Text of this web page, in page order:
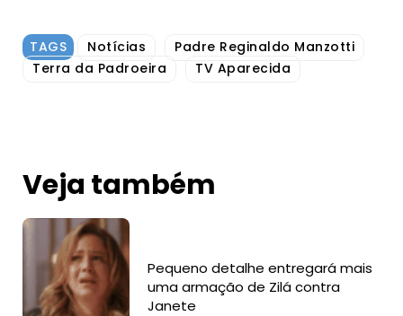
TAGS Notícias
Padre Reginaldo Manzotti
Terra da Padroeira
TV Aparecida
Veja também
Pequeno detalhe entregará mais
uma armação de Zilá contra
Janete